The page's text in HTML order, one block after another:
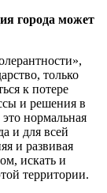
города может
только
к потере
и решения в
нормальная
и для всей
и развивая
искать и
территории.